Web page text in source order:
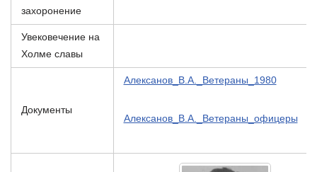
захоронение
Увековечение на
Холме славы
Документы
Алексанов_В.А._Ветераны_1980
Алексанов_В.А._Ветераны_офицеры